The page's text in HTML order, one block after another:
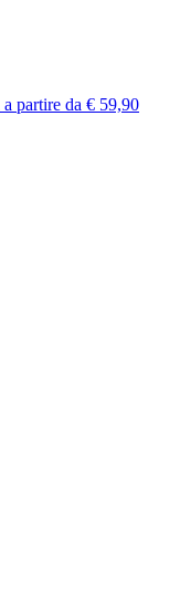
a partire da € 59,90